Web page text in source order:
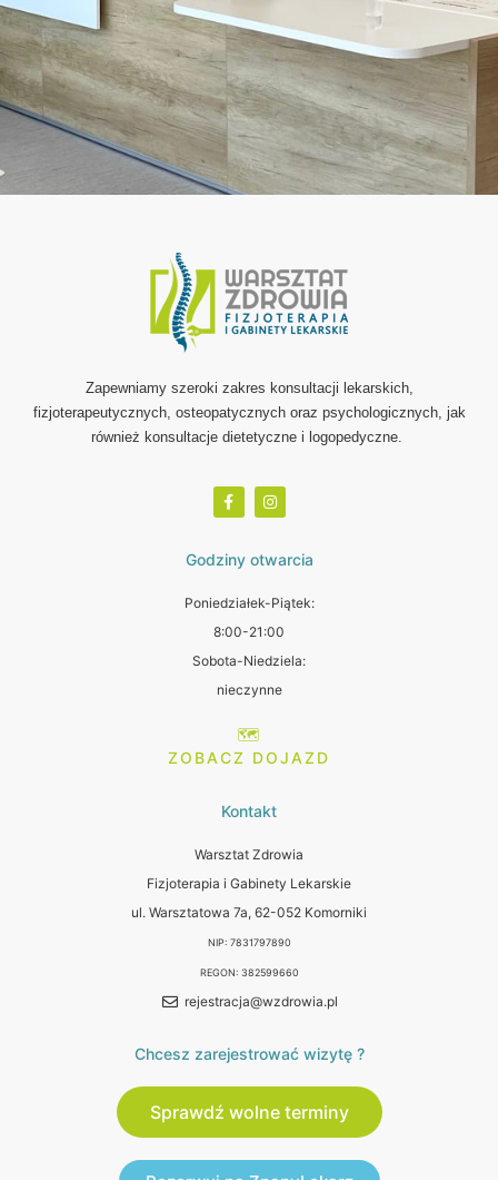
Zapewniamy szeroki zakres konsultacji lekarskich,
fizjoterapeutycznych, osteopatycznych oraz psychologicznych, jak
również konsultacje dietetyczne i logopedyczne.
Godziny otwarcia
Poniedziałek-Piątek:
8:00-21:00
Sobota-Niedziela:
nieczynne
🗺️
ZOBACZ DOJAZD
Kontakt
Warsztat Zdrowia
Fizjoterapia i Gabinety Lekarskie
ul. Warsztatowa 7a, 62-052 Komorniki
NIP: 7831797890
REGON: 382599660
rejestracja@wzdrowia.pl
Chcesz zarejestrować wizytę ?
Sprawdź wolne terminy